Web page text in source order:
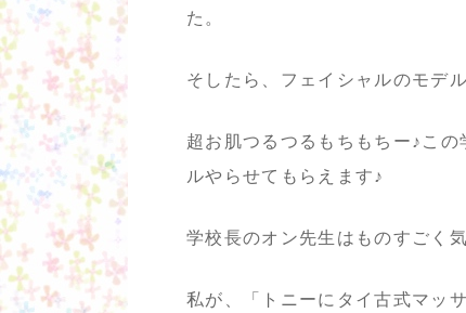
た。
そしたら、フェイシャルのモデ
超お肌つるつるもちもちー♪こ
ルやらせてもらえます♪
学校長のオン先生はものすごく
私が、「トニーにタイ古式マッ